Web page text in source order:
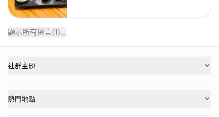
顯示所有留言(1)...
社群主題
熱門地點